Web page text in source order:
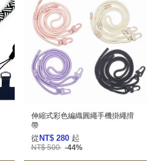
伸縮式彩色編織圓繩手機掛繩揹
帶
從 NT$ 280 起
NT$ 500 -44%